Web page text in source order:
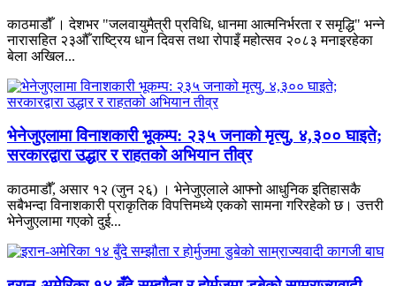
काठमाडौँ । देशभर "जलवायुमैत्री प्रविधि, धानमा आत्मनिर्भरता र समृद्धि" भन्ने
नारासहित २३औँ राष्ट्रिय धान दिवस तथा रोपाइँ महोत्सव २०८३ मनाइरहेका
बेला अखिल...
भेनेजुएलामा विनाशकारी भूकम्प: २३५ जनाको मृत्यु, ४,३०० घाइते;
सरकारद्वारा उद्धार र राहतको अभियान तीव्र
काठमाडौँ, असार १२ (जुन २६) । भेनेजुएलाले आफ्नो आधुनिक इतिहासकै
सबैभन्दा विनाशकारी प्राकृतिक विपत्तिमध्ये एकको सामना गरिरहेको छ। उत्तरी
भेनेजुएलामा गएको दुई...